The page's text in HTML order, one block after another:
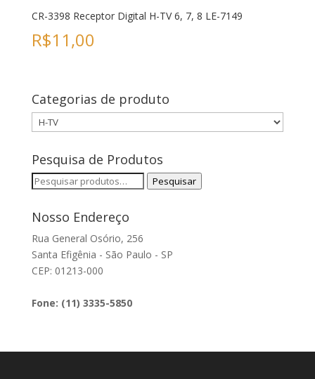
CR-3398 Receptor Digital H-TV 6, 7, 8 LE-7149
R$11,00
Categorias de produto
Pesquisa de Produtos
Pesquisar
Pesquisar
Nosso Endereço
Rua General Osório, 256
Santa Efigênia - São Paulo - SP
CEP: 01213-000
Fone: (11) 3335-5850